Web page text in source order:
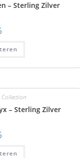
– Sterling Zilver
Collection
– Sterling Zilver